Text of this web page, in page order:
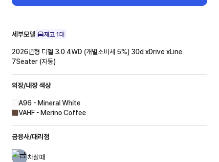
세부모델 재고 1대
2026년형 디젤 3.0 4WD (개별소비세 5%) 30d xDrive xLine
7Seater (자동)
외장/내장색상
A96 - Mineral White
VAHF - Merino Coffee
금융사/대리점
차살때